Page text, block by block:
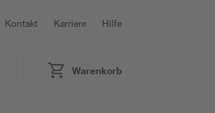
Kontakt Karriere Hilfe
Warenkorb